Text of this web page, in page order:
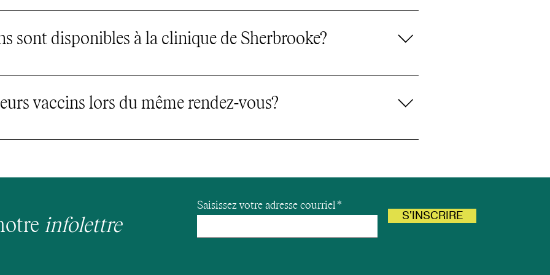
vaccins sont en sus à l'injection. Les coûts des vaccins sont variables
sont disponibles à la clinique de Sherbrooke?
privée à Sherbrooke offre différents services de vaccination selon
vaccins lors du même rendez-vous?
Cela dépend du type de vaccin et de votre condition médicale.
infolettre
Saisissez votre adresse courriel
S'INSCRIRE